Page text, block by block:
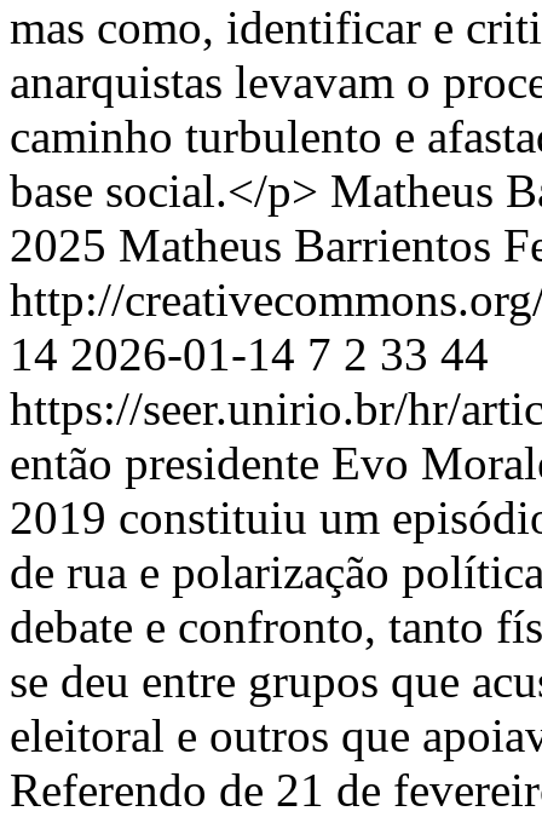
mas como, identificar e
anarquistas levavam o
caminho turbulento e
base social.</p> Matheus
2025 Matheus Barrientos
http://
14 2026-01-14 7 2 33 44
https://seer.unirio.br/hr/
então presidente Evo
2019 constituiu um
de rua e polarização
debate e confronto, tanto
se deu entre grupos que
eleitoral e outros que
Referendo de 21 de